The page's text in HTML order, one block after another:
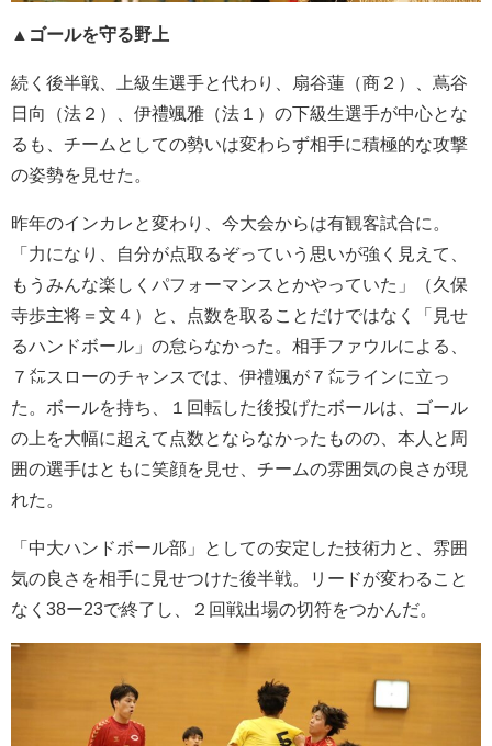
▲ ゴールを守る野上
続く後半戦、上級生選手と代わり、扇谷蓮（商２）、蔦谷
日向（法２）、伊禮颯雅（法１）の下級生選手が中心とな
るも、チームとしての勢いは変わらず相手に積極的な攻撃
の姿勢を見せた。
昨年のインカレと変わり、今大会からは有観客試合に。
「力になり、自分が点取るぞっていう思いが強く見えて、
もうみんな楽しくパフォーマンスとかやっていた」（久保
寺歩主将＝文４）と、点数を取ることだけではなく「見せ
るハンドボール」の怠らなかった。 相手ファウルによる、
７㍍スローのチャンスでは、伊禮颯が７㍍ラインに立っ
た。ボールを持ち、１回転した後投げたボールは、ゴール
の上を大幅に超えて点数とならなかったものの、本人と周
囲の選手はともに笑顔を見せ、チームの雰囲気の良さが現
れた。
「中大ハンドボール部」としての安定した技術力と、雰囲
気の良さを相手に見せつけた後半戦。リードが変わること
なく 38ー23で終了し、２ 回戦出場の切符をつかんだ。